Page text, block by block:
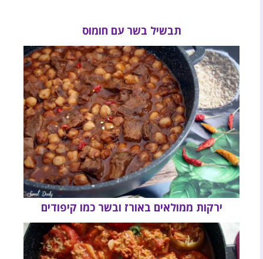
תבשיל בשר עם חומוס
ירקות ממולאים באורז ובשר כמו קיפודים